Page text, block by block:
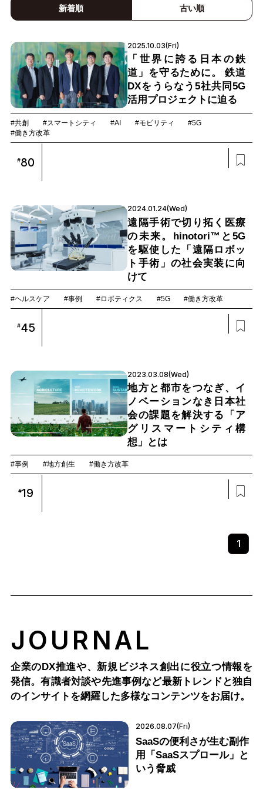
イノベーション#IoT
スマートファクトリー
デジタルツイン
新着順 古い順
2025.10.03(Fri)
「世界に誇る日本の鉄
道」を守るために。 鉄道
DXをうらなう5社共同5G
活用プロジェクトに迫る
#共創 #スマートシティ #AI #モビリティ
#5G
#働き方改革
#80
2024.01.24(Wed)
遠隔手術で切り拓く医療
の未来。hinotori™と5G
を駆使した「遠隔ロボッ
ト手術」の社会実装に向
けて
#ヘルスケア #事例 #ロボティクス #5G #働き方改革
#45
2023.03.08(Wed)
地方と都市をつなぎ、イ
ノベーションなき日本社
会の課題を解決する「ア
グリスマートシティ構
想」とは
#事例 #地方創生 #働き方改革
#19
1
JOURNAL
企業のDX推進や、新規ビジネス創出に役立つ情報を
発信。有識者対談や先進事例など最新トレンドと独自
のインサイトを網羅した多様なコンテンツをお届け。
2026.08.07(Fri)
SaaSの便利さが生む副作
用「SaaSスプロール」と
いう脅威